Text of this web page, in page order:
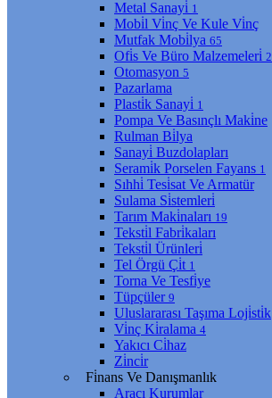
Metal Sanayi̇ 1
Mobi̇l Vi̇nç Ve Kule Vi̇nç
Mutfak Mobi̇lya 65
Ofi̇s Ve Büro Malzemeleri̇ 2
Otomasyon 5
Pazarlama
Plasti̇k Sanayi̇ 1
Pompa Ve Basınçlı Maki̇ne
Rulman Bi̇lya
Sanayi̇ Buzdolapları
Serami̇k Porselen Fayans 1
Sıhhi̇ Tesi̇sat Ve Armatür
Sulama Si̇stemleri̇
Tarım Maki̇naları 19
Teksti̇l Fabri̇kaları
Teksti̇l Ürünleri̇
Tel Örgü Çi̇t 1
Torna Ve Tesfi̇ye
Tüpçüler 9
Uluslararası Taşıma Loji̇sti̇k
Vi̇nç Ki̇ralama 4
Yakıcı Ci̇haz
Zi̇nci̇r
Fi̇nans Ve Danışmanlık
Aracı Kurumlar